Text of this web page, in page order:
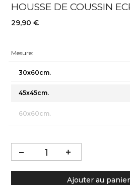
HOUSSE DE COUSSIN
29,90 €
Mesure:
30x60cm.
45x45cm.
60x60cm.
Ajouter au panier